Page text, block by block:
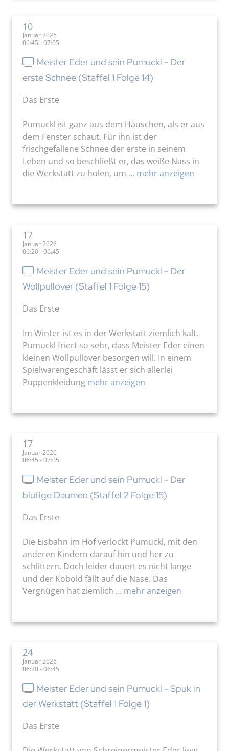
10
Januar 2026
06:45 - 07:05
Meister Eder und sein Pumuckl - Der
erste Schnee (Staffel 1 Folge 14)
Das Erste
Pumuckl ist ganz aus dem Häuschen, als er aus
dem Fenster schaut. Für ihn ist der
frischgefallene Schnee der erste in seinem
Leben und so beschließt er, das weiße Nass in
die Werkstatt zu holen, um ... mehr anzeigen
17
Januar 2026
06:20 - 06:45
Meister Eder und sein Pumuckl - Der
Wollpullover (Staffel 1 Folge 15)
Das Erste
Im Winter ist es in der Werkstatt ziemlich kalt.
Pumuckl friert so sehr, dass Meister Eder einen
kleinen Wollpullover besorgen will. In einem
Spielwarengeschäft lässt er sich allerlei
Puppenkleidung mehr anzeigen
17
Januar 2026
06:45 - 07:05
Meister Eder und sein Pumuckl - Der
blutige Daumen (Staffel 2 Folge 15)
Das Erste
Die Eisbahn im Hof verlockt Pumuckl, mit den
anderen Kindern darauf hin und her zu
schlittern. Doch leider dauert es nicht lange
und der Kobold fällt auf die Nase. Das
Vergnügen hat ziemlich ... mehr anzeigen
24
Januar 2026
06:20 - 06:45
Meister Eder und sein Pumuckl - Spuk in
der Werkstatt (Staffel 1 Folge 1)
Das Erste